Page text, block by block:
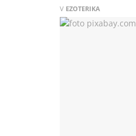
V EZOTERIKA